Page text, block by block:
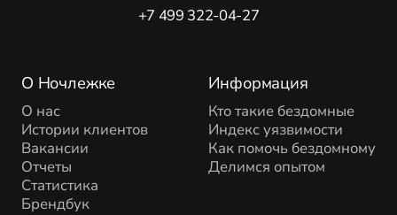
О Ночлежке
О нас
Истории клиентов
Вакансии
Отчеты
Статистика
Брендбук
Информация
Кто такие бездомные
Индекс уязвимости
Как помочь бездомному
Делимся опытом
+7 499 322-04-27